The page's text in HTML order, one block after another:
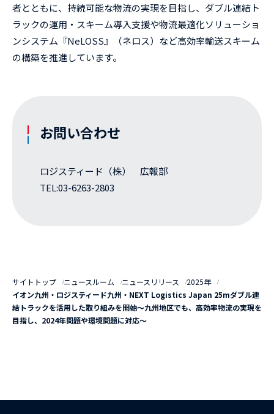
者とともに、持続可能な物流の実現を目指し、ダブル連結ト
ラックの運用・スキーム導入支援や物流最適化ソリューショ
ンシステム『NeLOSS』（ネロス）など高効率輸送スキーム
の構築を推進しています。
お問い合わせ
ロジスティード（株） 広報部
TEL:03-6263-2803
サイトトップ ニュースルーム ニュースリリース
2025年
イオン九州・ロジスティード九州・NEXT Logistics Japan 25mダブル連
結トラックを活用した取り組みを開始～九州地区でも、高効率物流の実現を
目指し、2024年問題や環境問題に対応～